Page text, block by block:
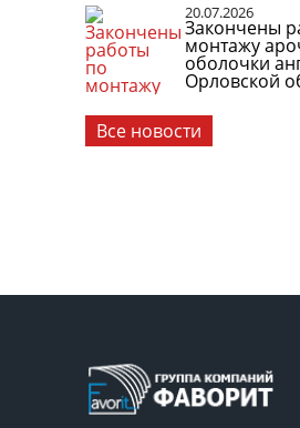
20.07.2026
Закончены
монтажу
оболочки
Орловской
Все новости